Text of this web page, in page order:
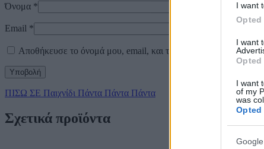
I want
Opted
I want
Opted
I want
of my
was
Opted
Όνομα *
Email *
Αποθήκευσε το όνομά μου, email, και τον ιστότοπο μου σε
ΠΙΣΩ ΣΕ Παιχνίδι Πάντα Πάντα Πάντα
Σχετικά προϊόντα